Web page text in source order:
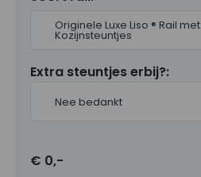
Originele Luxe Liso ® Rail met
Kozijnsteuntjes
Extra steuntjes erbij?:
Nee bedankt
€ 0,-